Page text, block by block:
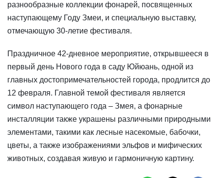
разнообразные коллекции фонарей, посвященных
наступающему Году Змеи, и специальную выставку,
отмечающую 30-летие фестиваля.
Праздничное 42-дневное мероприятие, открывшееся в
первый день Нового года в саду Юйюань, одной из
главных достопримечательностей города, продлится до
12 февраля. Главной темой фестиваля является
символ наступающего года – Змея, а фонарные
инсталляции также украшены различными природными
элементами, такими как лесные насекомые, бабочки,
цветы, а также изображениями эльфов и мифических
животных, создавая живую и гармоничную картину.